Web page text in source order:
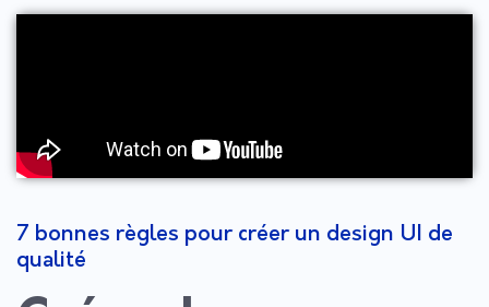
7 bonnes règles pour créer un design UI de
qualité